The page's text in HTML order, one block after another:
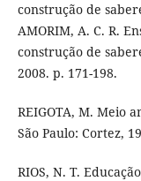
construção de
AMORIM, A. C. R.
construção de
2008. p. 171-198.
REIGOTA, M. Meio
São Paulo: Cortez,
RIOS, N. T.